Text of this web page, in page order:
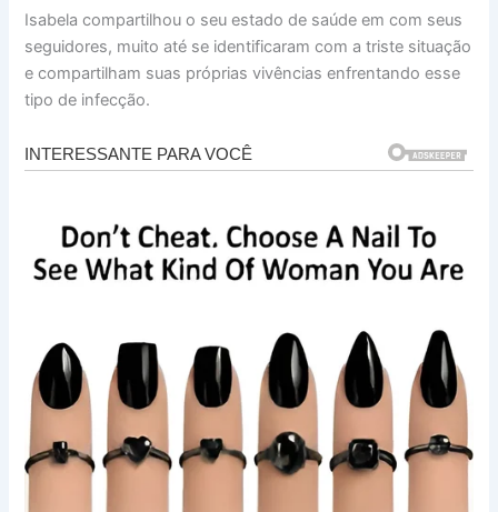
Isabela compartilhou o seu estado de saúde em com seus
seguidores, muito até se identificaram com a triste situação
e compartilham suas próprias vivências enfrentando esse
tipo de infecção.